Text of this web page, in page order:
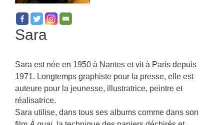
Sara
Sara est née en 1950 à Nantes et vit à Paris depuis
1971. Longtemps graphiste pour la presse, elle est
auteure pour la jeunesse, illustratrice, peintre et
réalisatrice.
Sara utilise, dans tous ses albums comme dans son